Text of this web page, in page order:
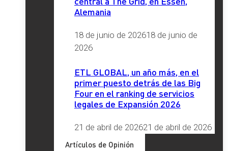
Alemania
18 de junio de 202618 de junio de
2026
ETL GLOBAL, un año más, en el
primer puesto detrás de las Big
Four en el ranking de servicios
legales de Expansión 2026
21 de abril de 202621 de abril de 2026
Artículos de Opinión